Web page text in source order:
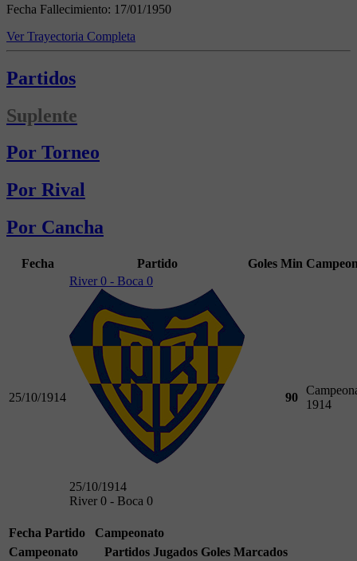
Fecha Fallecimiento: 17/01/1950
Ver Trayectoria Completa
Partidos
Suplente
Por Torneo
Por Rival
Por Cancha
Fecha Partido Goles Min
25/10/1914
River 0 - Boca 0
25/10/1914
River 0 - Boca 0
90
1914
Fecha Partido
Campeonato
Campeonato
Partidos Jugados Goles Marcados